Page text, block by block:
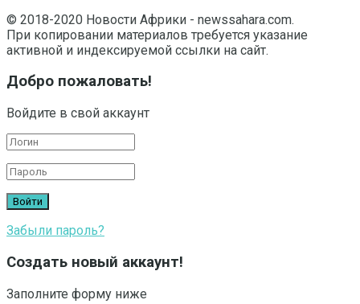
© 2018-2020 Новости Африки - newssahara.com.
При копировании материалов требуется указание
активной и индексируемой ссылки на сайт.
Добро пожаловать!
Войдите в свой аккаунт
Забыли пароль?
Создать новый аккаунт!
Заполните форму ниже